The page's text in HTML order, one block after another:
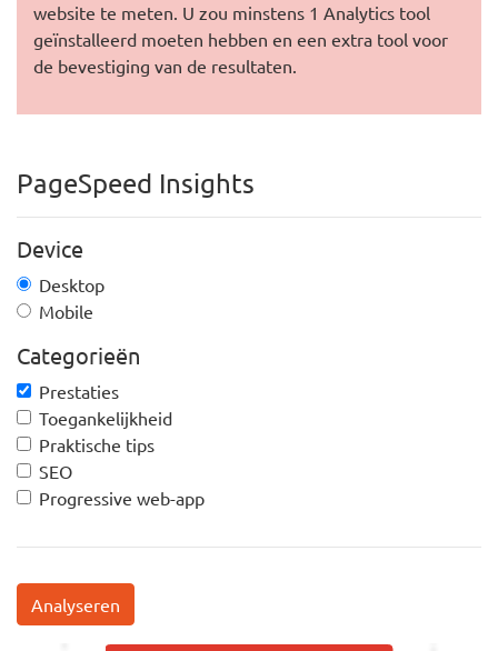
website te meten. U zou minstens 1 Analytics tool
geïnstalleerd moeten hebben en een extra tool voor
de bevestiging van de resultaten.
PageSpeed Insights
Device
Desktop
Mobile
Categorieën
Prestaties
Toegankelijkheid
Praktische tips
SEO
Progressive web-app
Analyseren